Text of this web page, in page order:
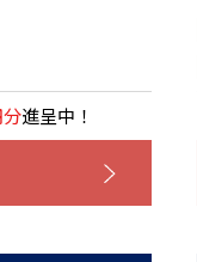
進呈中！